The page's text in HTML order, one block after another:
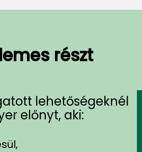
lehetőségeknél
előnyt, aki:
részt